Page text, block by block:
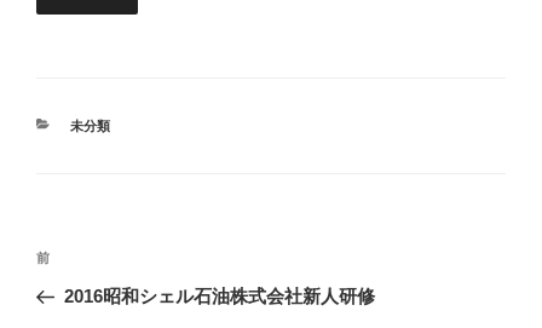
カ
未分類
投
ナ
前
の
前
2016昭和シェル石油株式会社新人研修